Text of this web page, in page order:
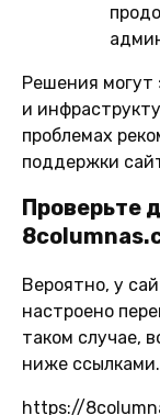
Решения могут
и
проблемах
поддержки
Проверьте
Вероятно, у
настроено
таком случае,
ниже
https://